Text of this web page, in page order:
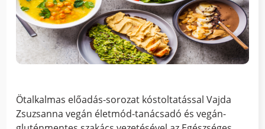
Ötalkalmas előadás-sorozat kóstoltatással Vajda
Zsuzsanna vegán életmód-tanácsadó és vegán-